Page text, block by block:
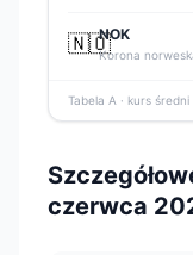
🇳🇴NOK
Korona
Tabela A · kurs średni
czerwca